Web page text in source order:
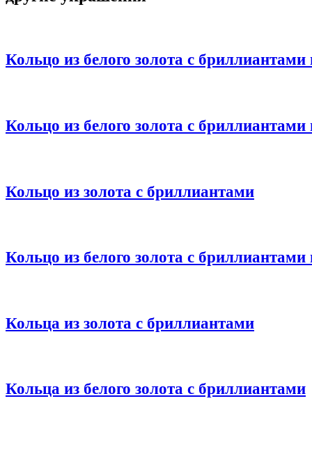
Кольцо из белого золота с
Кольцо из белого золота с
Кольцо из золота с бриллиантами
Кольцо из белого золота с
Кольца из золота с бриллиантами
Кольца из белого золота с бриллиантами